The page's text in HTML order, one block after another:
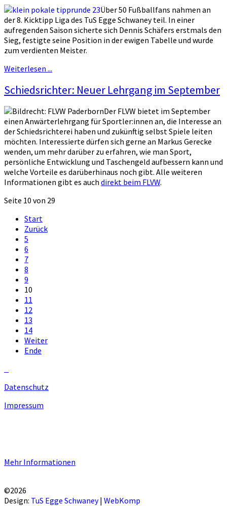
Über 50 Fußballfans nahmen an
der 8. Kicktipp Liga des TuS Egge Schwaney teil. In einer
aufregenden Saison sicherte sich Dennis Schäfers erstmals den
Sieg, festigte seine Position in der ewigen Tabelle und wurde
zum verdienten Meister.
Weiterlesen ...
Schiedsrichter: Neuer Lehrgang im September
Der FLVW bietet im September
einen Anwärterlehrgang für Sportler:innen an, die Interesse an
der Schiedsrichterei haben und zukünftig selbst Spiele leiten
möchten. Interessierte dürfen sich gerne an Markus Gerecke
wenden, um mehr darüber zu erfahren, wie man Sport,
persönliche Entwicklung und Taschengeld aufbessern kann und
welche Vorteile es darüberhinaus noch gibt. Alle weiteren
Informationen gibt es auch direkt beim FLVW.
Seite 10 von 29
Start
Zurück
5
6
7
8
9
10
11
12
13
14
Weiter
Ende
Datenschutz
Impressum
Mehr Informationen
©2026
Design: TuS Egge Schwaney| WebKomp